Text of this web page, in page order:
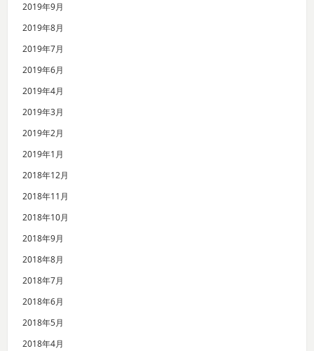
2019年9月
2019年8月
2019年7月
2019年6月
2019年4月
2019年3月
2019年2月
2019年1月
2018年12月
2018年11月
2018年10月
2018年9月
2018年8月
2018年7月
2018年6月
2018年5月
2018年4月